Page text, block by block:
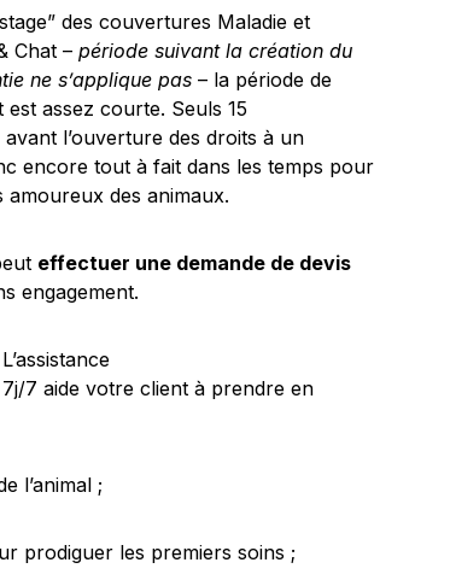
des couvertures Maladie et
Chat – période suivant la création du
ne s’applique pas – la période de
assez courte. Seuls 15
l’ouverture des droits à un
encore tout à fait dans les temps pour
des animaux.
effectuer une demande de devis
engagement.
L’assistance
7 aide votre client à prendre en
l’animal ;
prodiguer les premiers soins ;